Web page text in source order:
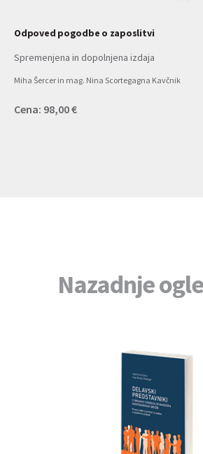
Odpoved pogodbe o zaposlitvi
Spremenjena in dopolnjena izdaja
Miha Šercer in mag. Nina Scortegagna Kavčnik
Cena: 98,00 €
Nazadnje